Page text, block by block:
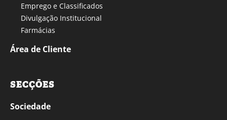
Emprego e Classificados
Divulgação Institucional
Farmácias
Área de Cliente
SECÇÕES
Sociedade